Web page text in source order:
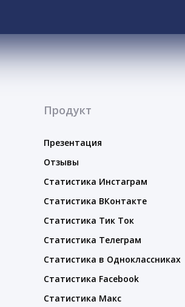
Продукт
Презентация
Отзывы
Статистика Инстаграм
Статистика ВКонтакте
Статистика Тик Ток
Статистика Телеграм
Статистика в Одноклассниках
Статистика Facebook
Статистика Макс